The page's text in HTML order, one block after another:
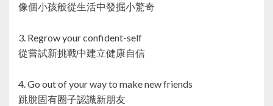
像個小孩般從生活中發掘小驚奇
3. Regrow your confident-self
從嘗試新挑戰中建立健康自信
4. Go out of your way to make new friends
跳脫固有圈子認識新朋友